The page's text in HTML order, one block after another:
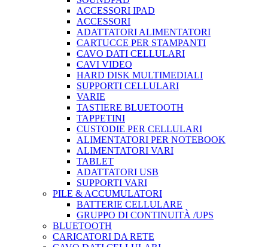
ACCESSORI IPAD
ACCESSORI
ADATTATORI ALIMENTATORI
CARTUCCE PER STAMPANTI
CAVO DATI CELLULARI
CAVI VIDEO
HARD DISK MULTIMEDIALI
SUPPORTI CELLULARI
VARIE
TASTIERE BLUETOOTH
TAPPETINI
CUSTODIE PER CELLULARI
ALIMENTATORI PER NOTEBOOK
ALIMENTATORI VARI
TABLET
ADATTATORI USB
SUPPORTI VARI
PILE & ACCUMULATORI
BATTERIE CELLULARE
GRUPPO DI CONTINUITÀ /UPS
BLUETOOTH
CARICATORI DA RETE